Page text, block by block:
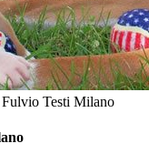
Testi Milano